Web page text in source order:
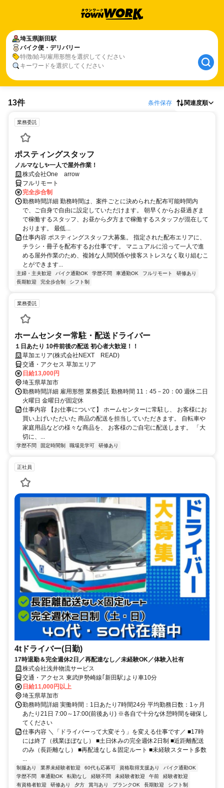
埼玉県新田駅
バイク便・デリバリー
特徴/給与/雇用形態を選択してください
キーワードを選択してください
13件 条件保存 関連度順
業務委託
ポスティングスタッフ
ノルマなし✨一人で屋外作業！
株式会社One arrow
フルリモート
完全歩合制
勤務時間詳細 勤務時間は、案件ごとに決められた配布可能時間内
で、ご自身で自由に設定していただけます。 朝早くからお昼過ぎま
で稼働するスタッフ、お昼から夕方まで稼働するスタッフが混在して
おります。 最低...
仕事内容 ポスティングスタッフ大募集。 指定された配布エリアに、
チラシ・冊子を配布するお仕事です。 マニュアルに沿って一人で進
める屋外作業のため、複雑な人間関係や接客ストレスなく取り組むこ
とができます...
主婦・主夫歓迎 バイク通勤OK 学歴不問 車通勤OK フルリモート
研修あり
長期歓迎
完全歩合制 シフト制
業務委託
ホームセンター常駐・配送ドライバー
１日あたり 10件前後の配送 初心者大歓迎！！
草加エリア(株式会社NEXT READ)
交通・アクセス 草加エリア
日給13,000円
埼玉県草加市
勤務時間詳細 雇用形態 業務委託 勤務時間 11：45－20：00 週休二日
火曜日 金曜日が固定休
仕事内容 【お仕事について】 ホームセンターに常駐し、 お客様にお
買い上げいただいた 商品の配送を担当していただきます。 自転車や
家庭用品などの様々な商品を、 お客様のご自宅に配送します。 「大
切に、...
学歴不問 固定時間制 職場見学可 研修あり
正社員
4tドライバー(日勤)
17時退勤＆完全週休2日／再配達なし／未経験OK／体験入社有
株式会社浅井物流サービス
交通・アクセス 東武伊勢崎線｢新田駅｣より車10分
日給11,000円以上
埼玉県草加市
勤務時間詳細 実働時間：1日あたり7時間24分 平均勤務日数：1ヶ月
あたり21日 7:00～17:00(前後あり) ※各自で十分な休憩時間を確保し
てください
仕事内容 ＼「ドライバーって大変そう」を変える仕事です／ ■17時
には終了（残業ほぼなし） ■土日休みの完全週休2日制 ■近距離配送
のみ（長距離なし） ■再配達なし＆固定ルート ■未経験スタート多数
制服あり 業界未経験者歓迎 60代も応募可 資格取得支援あり
バイク通勤OK
学歴不問
車通勤OK 転勤なし 経験不問 未経験者歓迎 午前
経験者歓迎
有資格者歓迎
研修あり 夕方 賞与あり ブランクOK 長期歓迎
シフト制